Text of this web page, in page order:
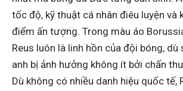
tốc độ, kỹ thuật cá nhân điêu luyện và
điểm ấn tượng. Trong màu áo
Reus luôn là linh hồn của đội bóng, dù
anh bị ảnh hưởng không ít bởi chấn
Dù không có nhiều danh hiệu quốc tế,